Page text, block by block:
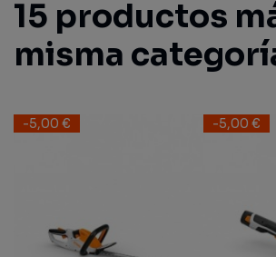
15 productos
misma
-5,00 € -5,00 €